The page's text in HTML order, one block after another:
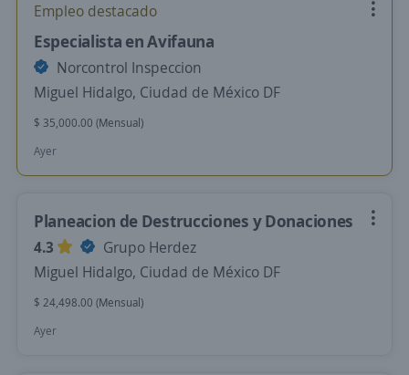
Empleo destacado
Especialista en Avifauna
Norcontrol Inspeccion
Miguel Hidalgo, Ciudad de México DF
$ 35,000.00 (Mensual)
Ayer
Planeacion de Destrucciones y Donaciones
4.3
Grupo Herdez
Miguel Hidalgo, Ciudad de México DF
$ 24,498.00 (Mensual)
Ayer